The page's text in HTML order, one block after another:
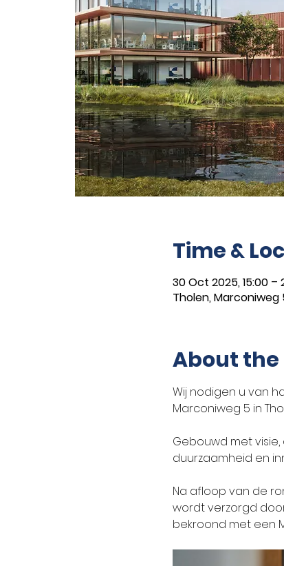
Time &
30 Oct 2025, 15:00 –
Tholen, Marconiweg
About
Wij nodigen u van
Marconiweg 5 in
Gebouwd met
duurzaamheid en
Na afloop van de
wordt verzorgd
bekroond met een